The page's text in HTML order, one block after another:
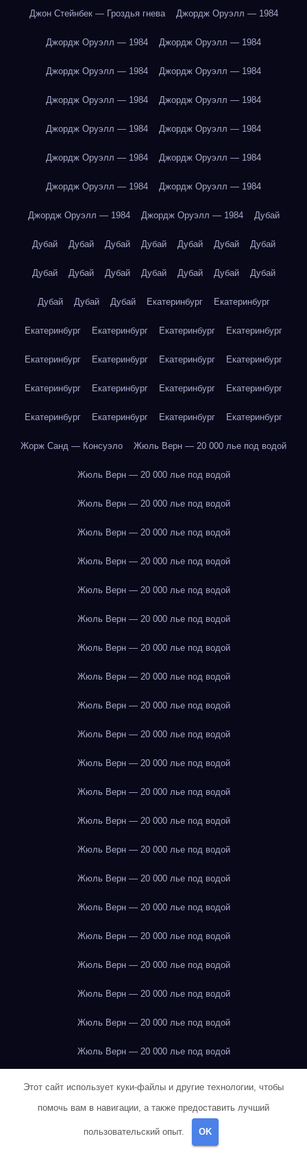
Джон Стейнбек — Гроздья гнева Джордж Оруэлл — 1984
Джордж Оруэлл — 1984 Джордж Оруэлл — 1984
Джордж Оруэлл — 1984 Джордж Оруэлл — 1984
Джордж Оруэлл — 1984 Джордж Оруэлл — 1984
Джордж Оруэлл — 1984 Джордж Оруэлл — 1984
Джордж Оруэлл — 1984 Джордж Оруэлл — 1984
Джордж Оруэлл — 1984 Джордж Оруэлл — 1984
Джордж Оруэлл — 1984 Джордж Оруэлл — 1984 Дубай
Дубай Дубай Дубай Дубай Дубай Дубай Дубай
Дубай Дубай Дубай Дубай Дубай Дубай Дубай
Дубай Дубай Дубай Екатеринбург Екатеринбург
Екатеринбург Екатеринбург Екатеринбург Екатеринбург
Екатеринбург Екатеринбург Екатеринбург Екатеринбург
Екатеринбург Екатеринбург Екатеринбург Екатеринбург
Екатеринбург Екатеринбург Екатеринбург Екатеринбург
Жорж Санд — Консуэло Жюль Верн — 20 000 лье под водой
Жюль Верн — 20 000 лье под водой
Жюль Верн — 20 000 лье под водой
Жюль Верн — 20 000 лье под водой
Жюль Верн — 20 000 лье под водой
Жюль Верн — 20 000 лье под водой
Жюль Верн — 20 000 лье под водой
Жюль Верн — 20 000 лье под водой
Жюль Верн — 20 000 лье под водой
Жюль Верн — 20 000 лье под водой
Жюль Верн — 20 000 лье под водой
Жюль Верн — 20 000 лье под водой
Жюль Верн — 20 000 лье под водой
Жюль Верн — 20 000 лье под водой
Жюль Верн — 20 000 лье под водой
Жюль Верн — 20 000 лье под водой
Жюль Верн — 20 000 лье под водой
Жюль Верн — 20 000 лье под водой
Жюль Верн — 20 000 лье под водой
Жюль Верн — 20 000 лье под водой
Жюль Верн — 20 000 лье под водой
Жюль Верн — 20 000 лье под водой
Жюль Верн — 20 000 лье под водой
Жюль Верн — 20 000 лье под водой
Этот сайт использует куки-файлы и другие технологии, чтобы
помочь вам в навигации, а также предоставить лучший
пользовательский опыт. OK